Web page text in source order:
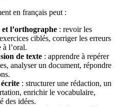
en français peut :
l’orthographe : revoir les
ciblés, corriger les erreurs
à l’oral.
de texte : apprendre à repérer
analyser un document, répondre
: structurer une rédaction, un
enrichir le vocabulaire,
des idées.